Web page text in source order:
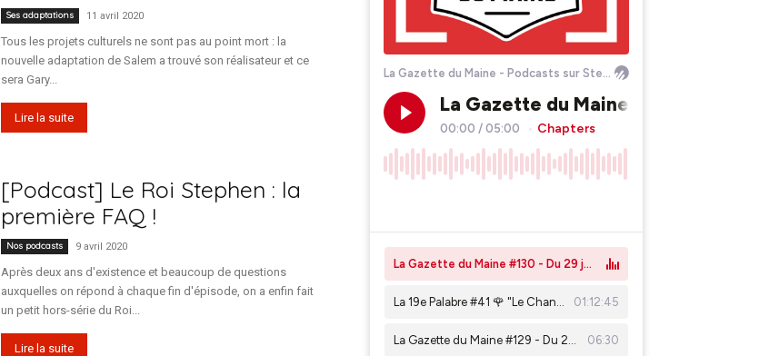
Ses adaptations 11 avril 2020
Tous les projets culturels ne sont pas au point mort : la
nouvelle adaptation de Salem a trouvé son réalisateur et ce
sera Gary...
Lire la suite
[Podcast] Le Roi Stephen : la
première FAQ !
Nos podcasts 9 avril 2020
Après deux ans d'existence et beaucoup de questions
auxquelles on répond à chaque fin d'épisode, on a enfin fait
un petit hors-série du Roi...
Lire la suite